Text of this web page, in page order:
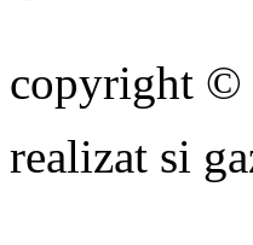
copyright ©
realizat si